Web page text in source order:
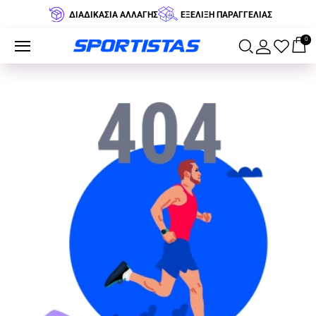
ΔΙΑΔΙΚΑΣΙΑ ΑΛΛΑΓΗΣ ΕΞΕΛΙΞΗ ΠΑΡΑΓΓΕΛΙΑΣ
0